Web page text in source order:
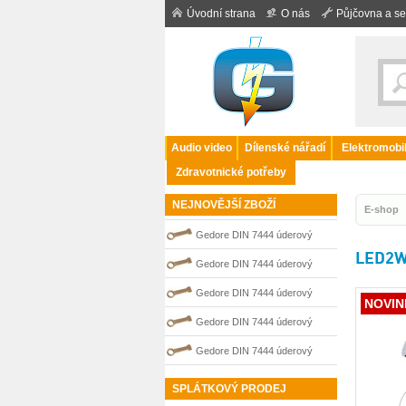
Úvodní strana O nás Půjčovna a
Audio video Dílenské nářadí
Zdravotnické potřeby
NEJNOVĚJŠÍ ZBOŽÍ
Gedore DIN 7444 úderový
nejiskřivý plochý (palcový) klíč
0100209S
Gedore DIN 7444 úderový
nejiskřivý plochý (palcový) klíč
0100202S
Gedore DIN 7444 úderový
nejiskřivý plochý (palcový) klíč
0100210S
Gedore DIN 7444 úderový
nejiskřivý plochý (palcový) klíč
0100208S
Gedore DIN 7444 úderový
nejiskřivý plochý (palcový) klíč
SPLÁTKOVÝ PRODEJ
E-shop